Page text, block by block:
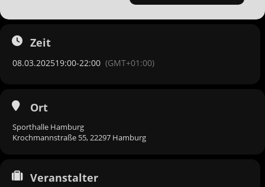
Zeit
08.03.202519:00-22:00 (GMT+01:00)
Ort
Sporthalle Hamburg
Krochmannstraße 55, 22297 Hamburg
Veranstalter